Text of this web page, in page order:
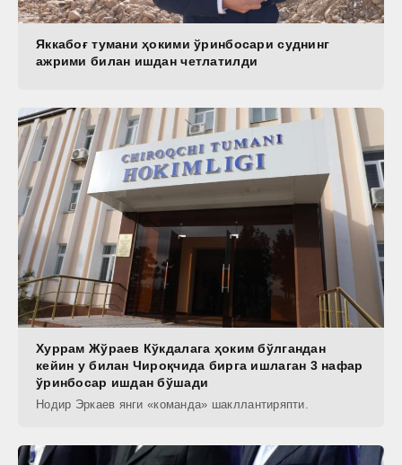
Яккабоғ тумани ҳокими ўринбосари суднинг
ажрими билан ишдан четлатилди
Хуррам Жўраев Кўкдалага ҳоким бўлгандан
кейин у билан Чироқчида бирга ишлаган 3 нафар
ўринбосар ишдан бўшади
Нодир Эркаев янги «команда» шакллантиряпти.